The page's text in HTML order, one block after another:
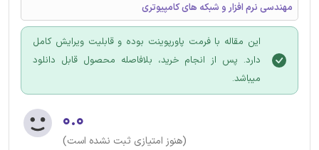
مهندسی نرم افزار و شبکه های کامپیوتری
این مقاله با فرمت پاورپوینت بوده و قابلیت ویرایش کامل
دارد. پس از انجام خرید، بلافاصله محصول قابل دانلود
میباشد.
۰.۰
(هنوز امتیازی ثبت نشده است)